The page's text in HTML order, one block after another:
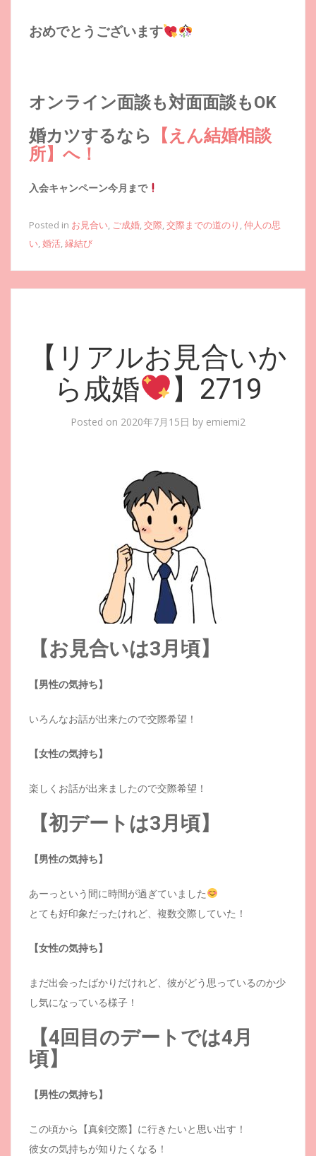
おめでとうございます
オンライン面談も対面面談もOK
婚カツするなら
【えん結婚相談
所】へ！
入会キャンペーン今月まで
Posted in お見合い, ご成婚,交際,交際までの道のり ,仲人の思
い,婚活,縁結び
【リアルお見合いか
ら成婚
】2719
Posted on 2020年7月15日 by emiemi2
【お見合いは3月頃】
【男性の気持ち】
いろんなお話が出来たので交際希望！
【女性の気持ち】
楽しくお話が出来ましたので交際希望！
【初デートは3月頃】
【男性の気持ち】
あーっという間に時間が過ぎていました
とても好印象だったけれど、複数交際していた！
【女性の気持ち】
まだ出会ったばかりだけれど、彼がどう思っているのか少
し気になっている様子！
【4回目のデートでは4月
頃】
【男性の気持ち】
この頃から【真剣交際】に行きたいと思い出す！
彼女の気持ちが知りたくなる！